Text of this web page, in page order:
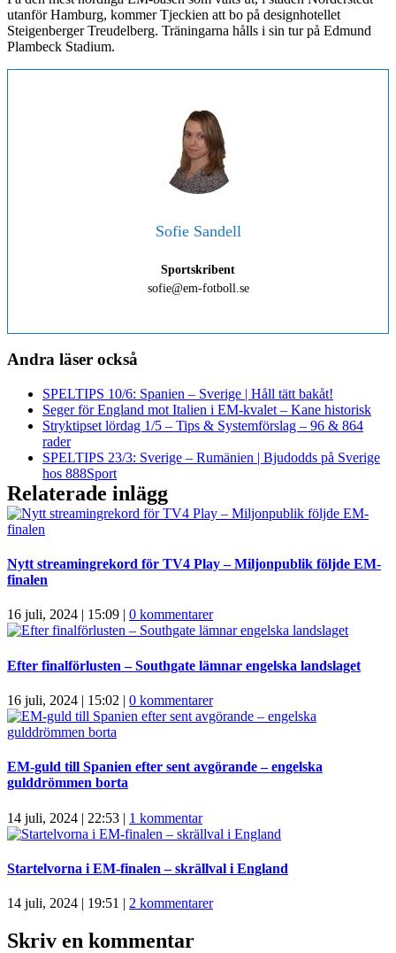
utanför Hamburg, kommer Tjeckien att bo på designhotellet
Steigenberger Treudelberg. Träningarna hålls i sin tur på Edmund
Plambeck Stadium.
Sofie Sandell
Sportskribent
sofie@em-fotboll.se
Andra läser också
SPELTIPS 10/6: Spanien – Sverige | Håll tätt bakåt!
Seger för England mot Italien i EM-kvalet – Kane historisk
Stryktipset lördag 1/5 – Tips & Systemförslag – 96 & 864
rader
SPELTIPS 23/3: Sverige – Rumänien | Bjudodds på Sverige
hos 888Sport
Relaterade inlägg
Nytt streamingrekord för TV4 Play – Miljonpublik följde EM-
finalen
16 juli, 2024 | 15:09 0 kommentarer
Efter finalförlusten – Southgate lämnar engelska landslaget
16 juli, 2024 | 15:02 | 0 kommentarer
EM-guld till Spanien efter sent avgörande – engelska
gulddrömmen borta
14 juli, 2024 | 22:53 | 1 kommentar
Startelvorna i EM-finalen – skrällval i England
14 juli, 2024 | 19:51 | 2 kommentarer
Skriv en kommentar